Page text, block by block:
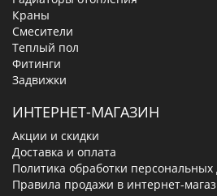
Краны
Смесители
Теплый пол
Фитинги
Задвижки
ИНТЕРНЕТ-МАГАЗИН
Акции и скидки
Доставка и оплата
Политика обработки
Правила продажи в интернет-